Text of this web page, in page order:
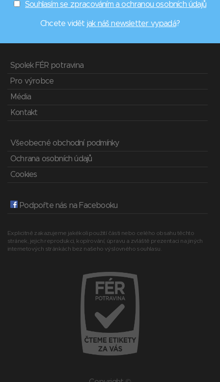
Souhlasím se zpracováním a ochranou osobních údajů
Chcete vidět jak náš newsletter vypadá?
Spolek FÉR potravina
Pro výrobce
Média
Kontakt
Všeobecné obchodní podmínky
Ochrana osobních údajů
Cookies
Podpořte nás na Facebooku
Explicitně zakazujeme jakékoli použití části nebo celého obsahu těchto
stránek, jejich reprodukci, kopírování, úpravu a zvláště prezentaci na jiných
internetových stránkách bez našeho výslovného souhlasu.